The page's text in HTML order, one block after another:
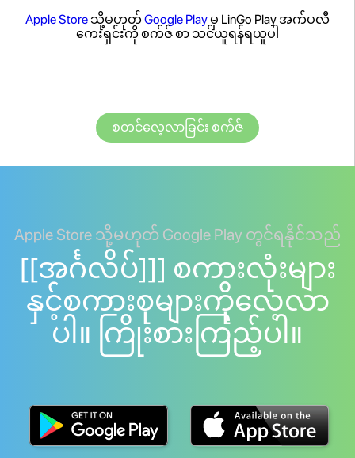
Apple Storeသို့မဟုတ် Google Playမှ LinGo Play အက်ပလီ
ကေးရှင်းကို စက်ဇ် စာ သင်ယူရန်ရယူပါ
စတင်လေ့လာခြင်း စက်ဇ်
Apple Store သို့မဟုတ် Google Play တွင်ရနိုင်သည်
[[အင်္ဂလိပ်]]] စကားလုံးများ
နှင့်စကားစုများကိုလေ့လာ
ပါ။ ကြိုးစားကြည့်ပါ။